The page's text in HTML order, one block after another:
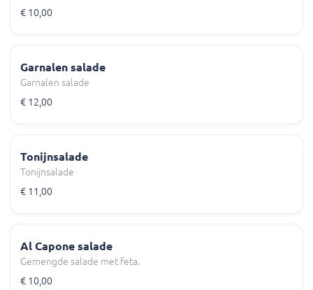
€ 10,00
Garnalen salade
Garnalen salade
€ 12,00
Tonijnsalade
Tonijnsalade
€ 11,00
Al Capone salade
Gemengde salade met feta.
€ 10,00